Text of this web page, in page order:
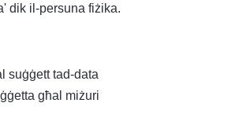
dik il-persuna fiżika.
suġġett tad-data
għal miżuri